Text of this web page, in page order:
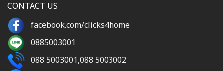
CONTACT US
facebook.com/clicks4home
0885003001
088 5003001,088 5003002